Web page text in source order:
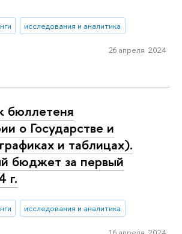
исследования и аналитика
26 апреля 2024
бюллетеня
о Государстве и
и таблицах).
бюджет за первый
г.
исследования и аналитика